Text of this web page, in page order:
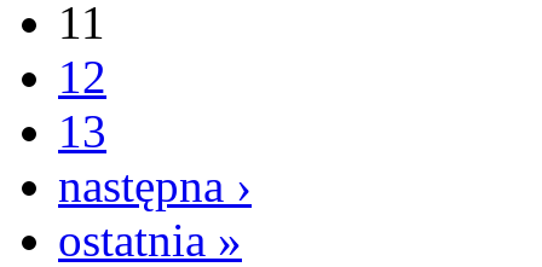
11
12
13
następna ›
ostatnia »